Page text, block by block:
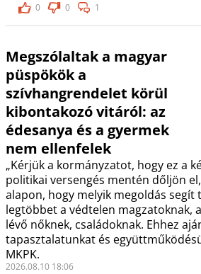
0
0 1
Megszólaltak a magyar
püspökök a
szívhangrendelet körül
kibontakozó vitáról: az
édesanya és a gyermek
nem ellenfelek
„Kérjük a kormányzatot, hogy ez a
politikai versengés mentén dőljön
alapon, hogy melyik megoldás segít
legtöbbet a védtelen magzatoknak,
lévő nőknek, családoknak. Ehhez
tapasztalatunkat és
MKPK.
2026.08.10 18:06